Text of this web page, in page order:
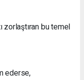
zorlaştıran bu temel
ederse,